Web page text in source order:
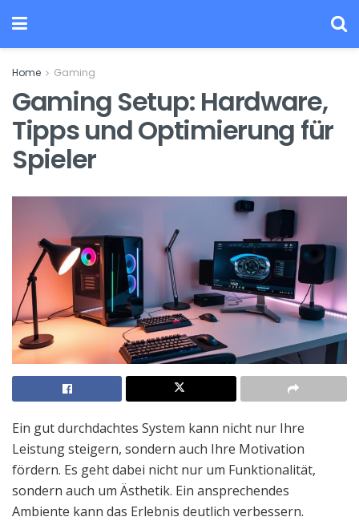
Home Gaming
Gaming Setup: Hardware,
Tipps und Optimierung für
Spieler
Ein gut durchdachtes System kann nicht nur Ihre
Leistung steigern, sondern auch Ihre Motivation
fördern. Es geht dabei nicht nur um Funktionalität,
sondern auch um Ästhetik. Ein ansprechendes
Ambiente kann das Erlebnis deutlich verbessern.